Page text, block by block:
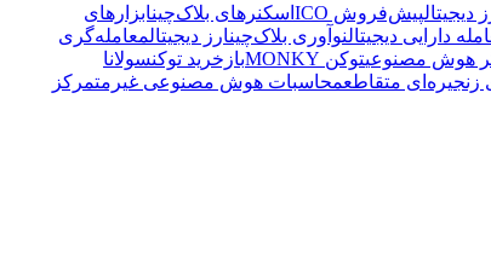
دیجیتالپیش‌فروش ICO اسکنرهای بلاک‌چینابزارهای
دارایی دیجیتالنوآوری بلاک‌چینارز دیجیتالمعامله‌گری
هوش مصنوعیتوکن MONKY بازخرید توکنسولانا
زنجیره‌ای متقاطعمحاسبات هوش مصنوعی غیرمتمرکز